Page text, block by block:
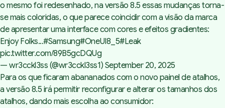
o mesmo foi redesenhado, na versão 8.5 essas mudanças torna-
se mais coloridas, o que parece coincidir com a visão da marca
de apresentar uma interface com cores e efeitos gradientes:
Enjoy Folks...#Samsung#OneUI8_5#Leak
pic.twitter.com/89B5gcDQUg
— wr3cckl3ss (@wr3cckl3ss1) September 20, 2025
Para os que ficaram abananados com o novo painel de atalhos,
a versão 8.5 irá permitir reconfigurar e alterar os tamanhos dos
atalhos, dando mais escolha ao consumidor: